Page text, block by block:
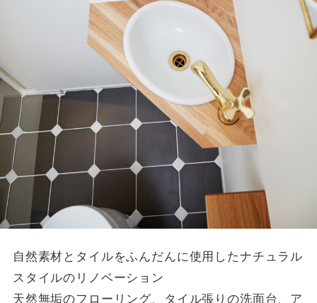
自然素材とタイルをふんだんに使用したナチュラル
スタイルのリノベーション
天然無垢のフローリング、タイル張りの洗面台、ア